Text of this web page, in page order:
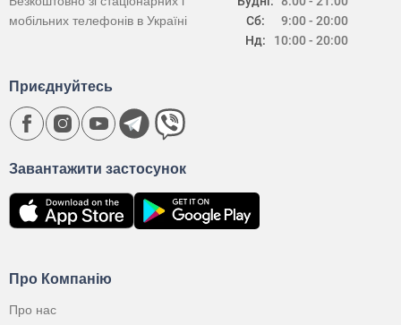
Сб:
Нд:
9:00 - 20:00
10:00 - 20:00
мобільних телефонів в Україні
Про Компанію
Про нас
Завантажити застосунок
Приєднуйтесь